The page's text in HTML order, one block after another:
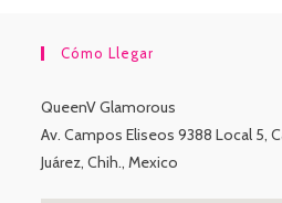
Cómo Llegar
QueenV Glamorous
Av. Campos Eliseos 9388 Local 5,
Juárez, Chih., Mexico